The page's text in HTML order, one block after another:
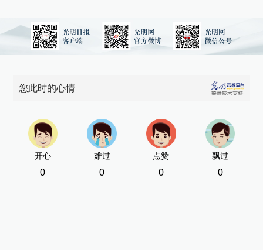
您此时的心情
开心
0
难过
0
点赞
0
飘过
0